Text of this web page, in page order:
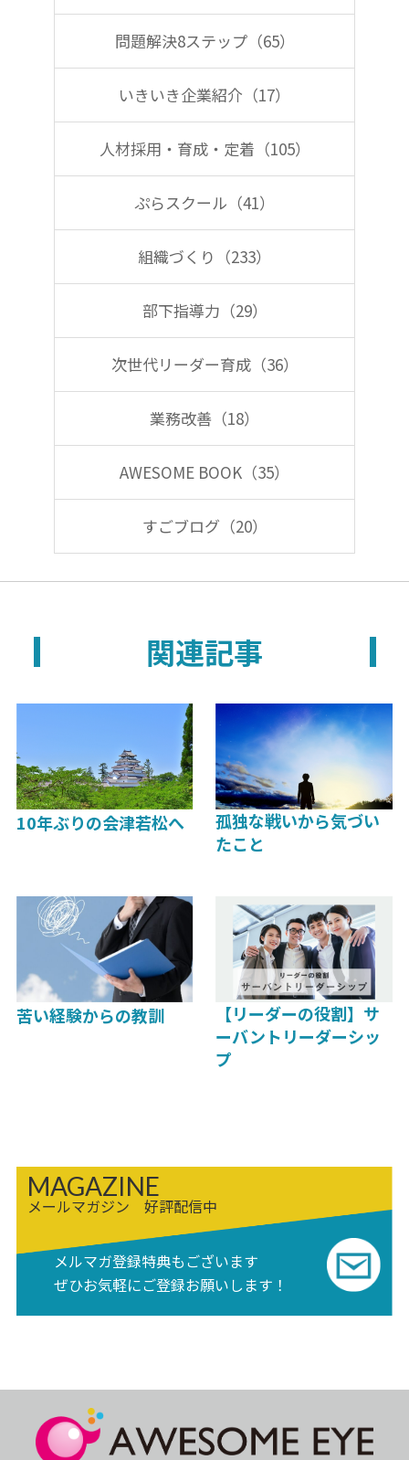
問題解決8ステップ（65）
いきいき企業紹介（17）
人材採用・育成・定着（105）
ぷらスクール（41）
組織づくり（233）
部下指導力（29）
次世代リーダー育成（36）
業務改善（18）
AWESOME BOOK（35）
すごブログ（20）
関連記事
10年ぶりの会津若松へ
孤独な戦いから気づい
たこと
苦い経験からの教訓
【リーダーの役割】サ
ーバントリーダーシッ
プ
MAGAZINE
メールマガジン 好評配信中
メルマガ登録特典もございます
ぜひお気軽にご登録お願いします！